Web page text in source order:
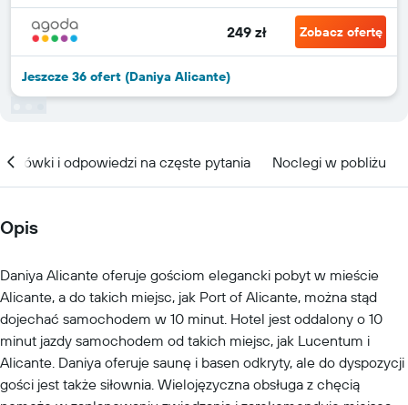
249 zł Zobacz ofertę
Jeszcze 36 ofert (Daniya Alicante)
i odpowiedzi na częste pytania Noclegi w pobliżu
Opis
Daniya Alicante oferuje gościom elegancki pobyt w mieście
Alicante, a do takich miejsc, jak Port of Alicante, można stąd
dojechać samochodem w 10 minut. Hotel jest oddalony o 10
minut jazdy samochodem od takich miejsc, jak Lucentum i
Alicante. Daniya oferuje saunę i basen odkryty, ale do dyspozycji
gości jest także siłownia. Wielojęzyczna obsługa z chęcią